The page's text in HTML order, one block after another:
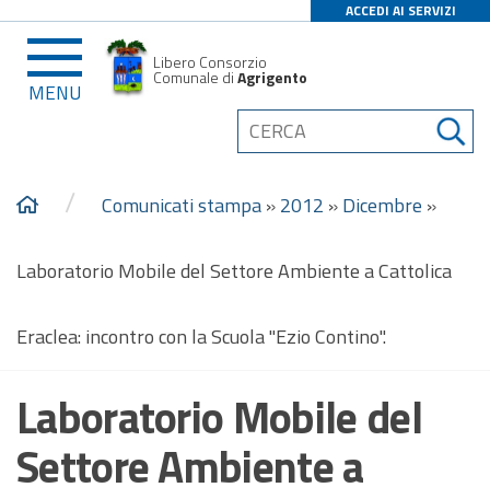
ACCEDI AI SERVIZI
MENU
Libero Consorzio
Comunale diAgrigento
/ Comunicati stampa»2012 »Dicembre »
Laboratorio Mobile del Settore Ambiente a Cattolica
Eraclea: incontro con la Scuola "Ezio Contino".
Laboratorio Mobile del
Settore Ambiente a